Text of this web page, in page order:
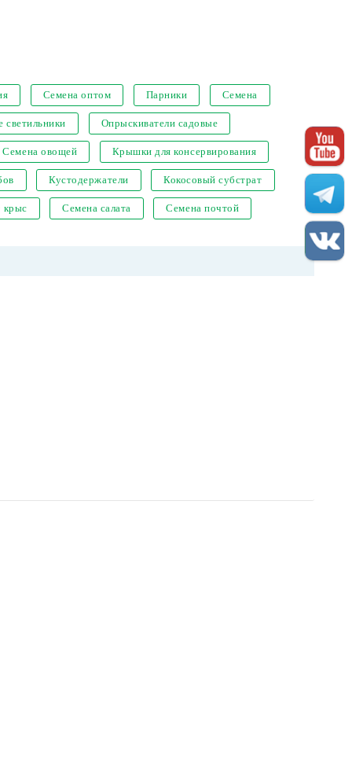
Семена оптом Парники Семена
светильники Опрыскиватели садовые
Семена овощей Крышки для консервирования
Кустодержатели Кокосовый субстрат
крыс Семена салата Семена почтой